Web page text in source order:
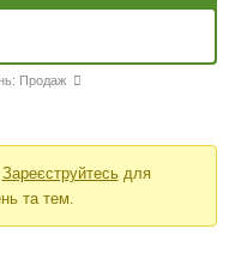
Продаж
Зареєструйтесьдля
та тем.